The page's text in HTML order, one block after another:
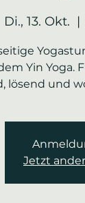
Di., 13. Okt.
  |
Yin Yoga.
lösend und
Jetzt